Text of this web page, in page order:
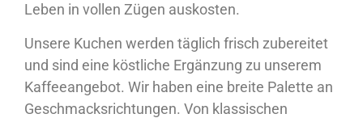
Leben in vollen Zügen auskosten.
Unsere Kuchen werden täglich frisch zubereitet
und sind eine köstliche Ergänzung zu unserem
Kaffeeangebot. Wir haben eine breite Palette an
Geschmacksrichtungen. Von klassischen